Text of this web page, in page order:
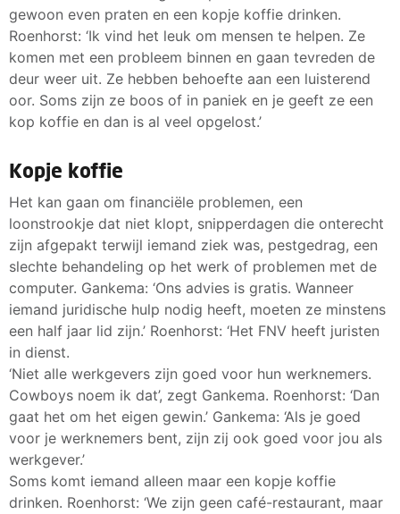
gewoon even praten en een kopje koffie drinken.
Roenhorst: ‘Ik vind het leuk om mensen te helpen. Ze
komen met een probleem binnen en gaan tevreden de
deur weer uit. Ze hebben behoefte aan een luisterend
oor. Soms zijn ze boos of in paniek en je geeft ze een
kop koffie en dan is al veel opgelost.’
Kopje koffie
Het kan gaan om financiële problemen, een
loonstrookje dat niet klopt, snipperdagen die onterecht
zijn afgepakt terwijl iemand ziek was, pestgedrag, een
slechte behandeling op het werk of problemen met de
computer. Gankema: ‘Ons advies is gratis. Wanneer
iemand juridische hulp nodig heeft, moeten ze minstens
een half jaar lid zijn.’ Roenhorst: ‘Het FNV heeft juristen
in dienst.
‘Niet alle werkgevers zijn goed voor hun werknemers.
Cowboys noem ik dat’, zegt Gankema. Roenhorst: ‘Dan
gaat het om het eigen gewin.’ Gankema: ‘Als je goed
voor je werknemers bent, zijn zij ook goed voor jou als
werkgever.’
Soms komt iemand alleen maar een kopje koffie
drinken. Roenhorst: ‘We zijn geen café-restaurant, maar